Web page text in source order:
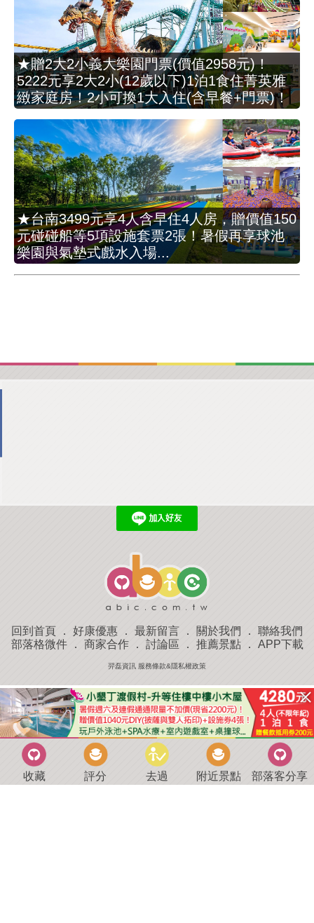
★贈2大2小義大樂園門票(價值2958元)！
5222元享2大2小(12歲以下)1泊1食住菁英雅
緻家庭房！2小可換1大入住(含早餐+門票)！
★台南3499元享4人含早住4人房，贈價值150
元碰碰船等5項設施套票2張！暑假再享球池
樂園與氣墊式戲水入場...
回到首頁 ． 好康優惠 ． 最新留言 ． 關於我們 ． 聯絡我們
部落格微件． 商家合作． 討論區 ． 推薦景點． APP下載
羿磊資訊 服務條款&隱私權政策
收藏 評分 去過 附近景點 部落客分享